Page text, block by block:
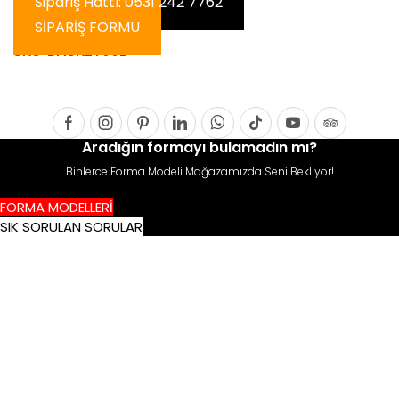
SİPARİŞ FORMU
SKU:BASKET002
FacebookInstagram
PinterestLinkedinWhatsapp
Tik-
tok
Youtube
Aradığın formayı bulamadın mı?
Binlerce Forma Modeli Mağazamızda Seni Bekliyor!
FORMA MODELLERİ
SIK SORULAN SORULAR